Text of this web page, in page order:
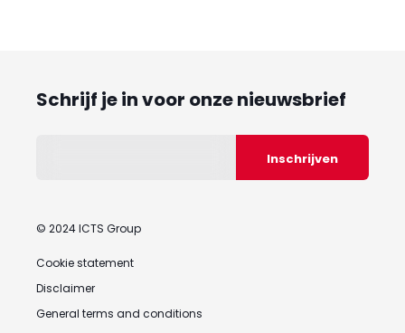
Schrijf je in voor onze nieuwsbrief
© 2024 ICTS Group
Cookie statement
Disclaimer
General terms and conditions